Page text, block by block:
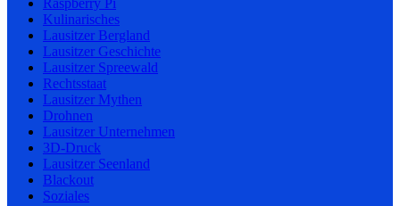
Raspberry Pi
Kulinarisches
Lausitzer Bergland
Lausitzer Geschichte
Lausitzer Spreewald
Rechtsstaat
Lausitzer Mythen
Drohnen
Lausitzer Unternehmen
3D-Druck
Lausitzer Seenland
Blackout
Soziales